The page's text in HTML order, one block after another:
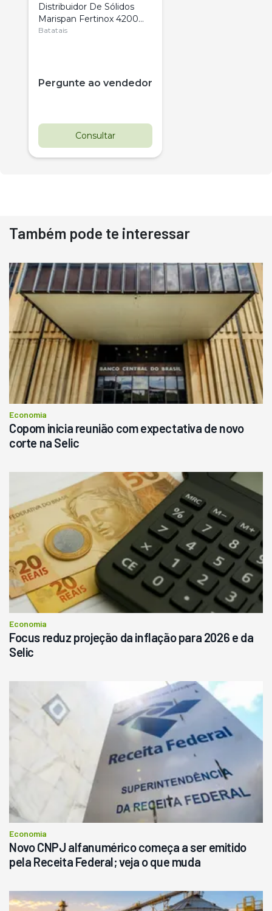
Distribuidor De Sólidos
Marispan Fertinox 4200
Citrus
Batatais
Pergunte ao vendedor
Consultar
Destaque
Usado
Pá Carregadeira Cat 966
Ano 1987
R$ 145.000
Consultar
Também pode te interessar
Economia
Copom inicia reunião com expectativa de novo
corte na Selic
Economia
Focus reduz projeção da inflação para 2026 e da
Selic
Economia
Novo CNPJ alfanumérico começa a ser emitido
pela Receita Federal; veja o que muda